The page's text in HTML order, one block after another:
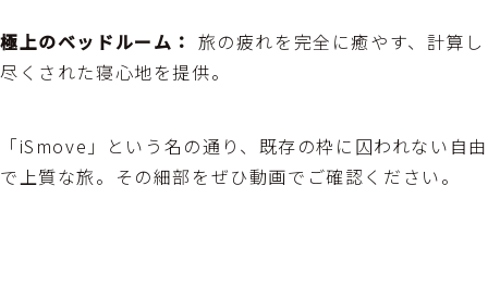
極上のベッドルーム： 旅の疲れを完全に癒やす、計算し
尽くされた寝心地を提供。
「iSmove」という名の通り、既存の枠に囚われない自由
で上質な旅。その細部をぜひ動画でご確認ください。